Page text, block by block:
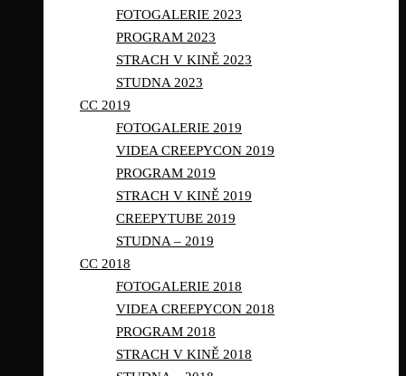
FOTOGALERIE 2023
PROGRAM 2023
STRACH V KINĚ 2023
STUDNA 2023
CC 2019
FOTOGALERIE 2019
VIDEA CREEPYCON 2019
PROGRAM 2019
STRACH V KINĚ 2019
CREEPYTUBE 2019
STUDNA – 2019
CC 2018
FOTOGALERIE 2018
VIDEA CREEPYCON 2018
PROGRAM 2018
STRACH V KINĚ 2018